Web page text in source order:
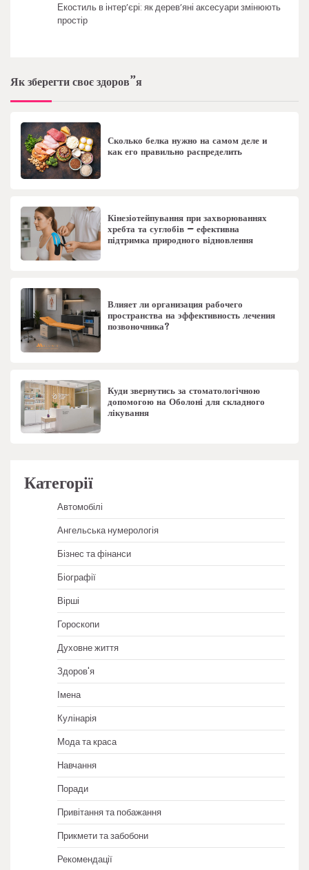
Екостиль в інтер’єрі: як дерев’яні аксесуари змінюють
простір
Як зберегти своє здоров”я
Сколько белка нужно на самом деле и
как его правильно распределить
Кінезіотейпування при захворюваннях
хребта та суглобів – ефективна
підтримка природного відновлення
Влияет ли организация рабочего
пространства на эффективность лечения
позвоночника?
Куди звернутись за стоматологічною
допомогою на Оболоні для складного
лікування
Категорії
Автомобілі
Ангельська нумерологія
Бізнес та фінанси
Біографії
Вірші
Гороскопи
Духовне життя
Здоров'я
Імена
Кулінарія
Мода та краса
Навчання
Поради
Привітання та побажання
Прикмети та забобони
Рекомендації